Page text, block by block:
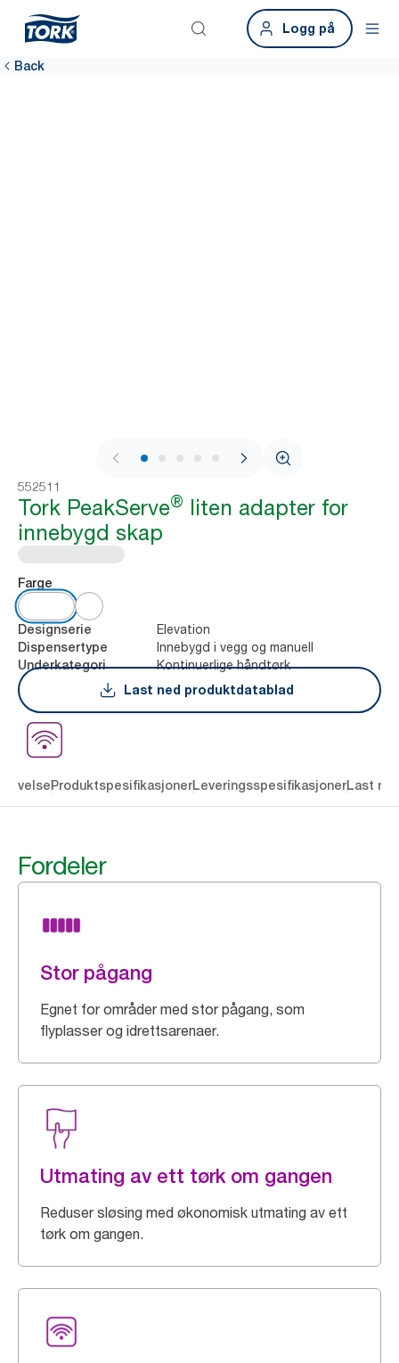
Logg på
Back
1 / 9
552511
Tork PeakServe® liten adapter for
innebygd skap
Farge
Designserie Elevation
Dispensertype Innebygd i vegg og manuell
Underkategori
Kontinuerlige håndtørk
Last ned produktdatablad
ProduktspesifikasjonerLeveringsspesifikasjonerLast
Fordeler
Stor pågang
Egnet for områder med stor pågang, som
flyplasser og idrettsarenaer.
Utmating av ett tørk om gangen
Reduser sløsing med økonomisk utmating av ett
tørk om gangen.